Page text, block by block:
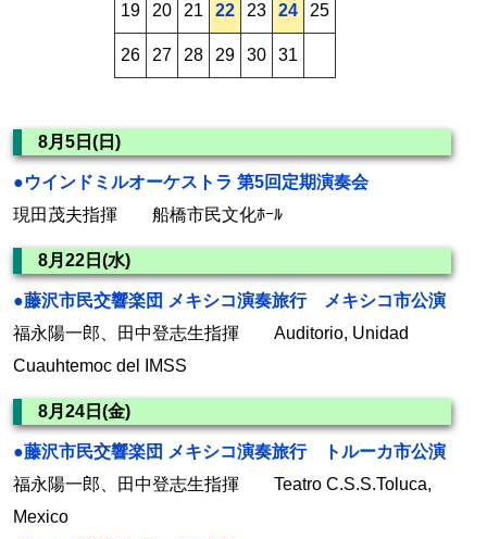
19 20 21 22 23 24 25
26 27 28 29 30 31
8月5日(日)
●ウインドミルオーケストラ 第5回定期演奏会
現田茂夫指揮 船橋市民文化ﾎｰﾙ
8月22日(水)
●藤沢市民交響楽団 メキシコ演奏旅行 メキシコ市公演
福永陽一郎、田中登志生指揮 Auditorio, Unidad
Cuauhtemoc del IMSS
8月24日(金)
●藤沢市民交響楽団 メキシコ演奏旅行 トルーカ市公演
福永陽一郎、田中登志生指揮 Teatro C.S.S.Toluca,
Mexico